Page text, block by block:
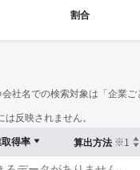
社名での検索対象は「企業
は反映されません。
取得率 算出方法 ※1